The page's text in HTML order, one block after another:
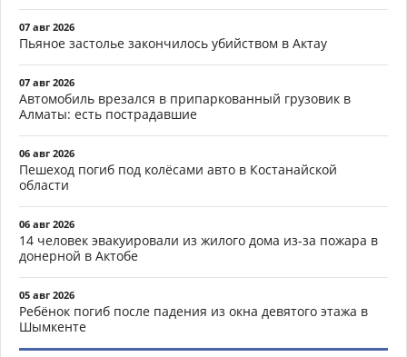
07 авг 2026
Пьяное застолье закончилось убийством в Актау
07 авг 2026
Автомобиль врезался в припаркованный грузовик в
Алматы: есть пострадавшие
06 авг 2026
Пешеход погиб под колёсами авто в Костанайской
области
06 авг 2026
14 человек эвакуировали из жилого дома из-за пожара в
донерной в Актобе
05 авг 2026
Ребёнок погиб после падения из окна девятого этажа в
Шымкенте